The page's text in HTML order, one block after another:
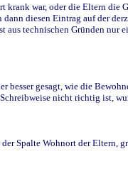
war, oder die Eltern die
diesen Eintrag auf der
technischen Gründen nur
gesagt, wie die
nicht richtig ist,
Spalte Wohnort der Eltern,